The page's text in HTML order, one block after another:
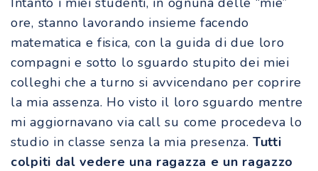
ore, stanno lavorando insieme facendo
matematica e fisica, con la guida di due loro
compagni e sotto lo sguardo stupito dei miei
colleghi che a turno si avvicendano per coprire
la mia assenza. Ho visto il loro sguardo mentre
mi aggiornavano via call su come procedeva lo
studio in classe senza la mia presenza.Tutti
colpiti dal vedere una ragazza e un ragazzo